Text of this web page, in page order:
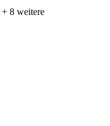
+ 8 weitere